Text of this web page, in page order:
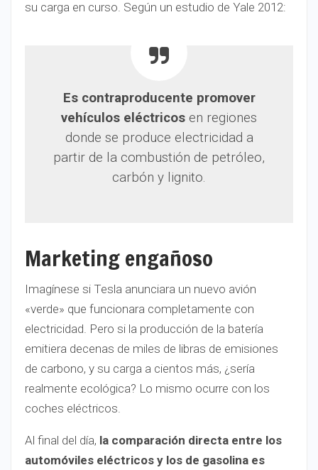
su carga en curso. Según un estudio de Yale 2012:
Es contraproducente promover
vehículos eléctricos en regiones
donde se produce electricidad a
partir de la combustión de petróleo,
carbón y lignito.
Marketing engañoso
Imagínese si Tesla anunciara un nuevo avión
«verde» que funcionara completamente con
electricidad. Pero si la producción de la batería
emitiera decenas de miles de libras de emisiones
de carbono, y su carga a cientos más, ¿sería
realmente ecológica? Lo mismo ocurre con los
coches eléctricos.
Al final del día, la comparación directa entre los
automóviles eléctricos y los de gasolina es